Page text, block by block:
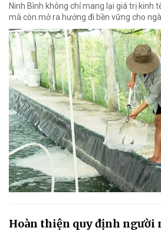
Ninh Bình không chỉ mang lại giá trị kinh
mà còn mở ra hướng đi bền vững cho
Hoàn thiện quy định người